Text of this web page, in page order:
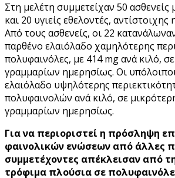
Στη μελέτη συμμετείχαν 50 ασθενείς
και 20 υγιείς εθελοντές, αντίστοιχης
Από τους ασθενείς, οι 22
παρθένο ελαιόλαδο χαμηλότερης
πολυφαινόλες, με 414 mg ανά κιλό,
γραμμαρίων ημερησίως. Οι
ελαιόλαδο υψηλότερης
πολυφαινολών ανά κιλό, σε
γραμμαρίων ημερησίως.
Για να περιοριστεί η πρόσληψη
φαινολικών ενώσεων από άλλες
συμμετέχοντες απέκλεισαν από
τρόφιμα πλούσια σε